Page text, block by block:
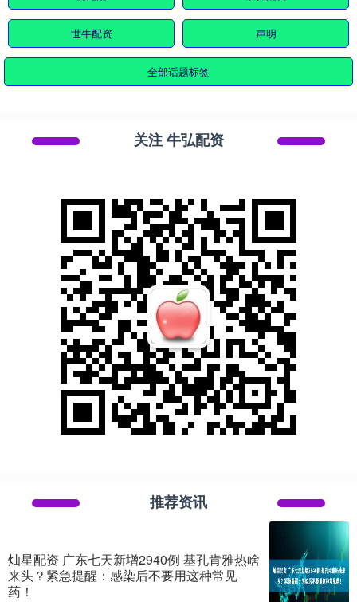
世牛配资 声明
全部话题标签
关注 牛弘配资
推荐资讯
灿星配资 广东七天新增2940例 基孔肯雅热啥
来头？紧急提醒：感染后不要用这种常见
药！